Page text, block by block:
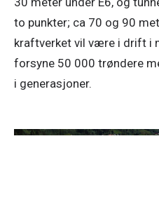
to punkter; ca 70 og 90
kraftverket vil være i drift i
forsyne 50 000 trøndere
i generasjoner.